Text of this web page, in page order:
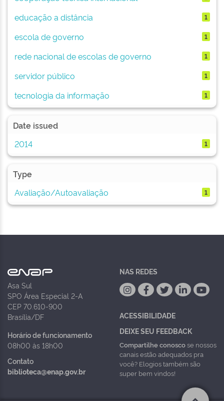
educação a distância 1
escola de governo 1
rede nacional de escolas de governo 1
servidor público 1
tecnologia da informação 1
Date issued
2014
1
Type
Avaliação/Autoavaliação
1
Asa Sul
SPO Área Especial 2-A
CEP 70.610-900
Brasília/DF
Horário de funcionamento
08h00 às 18h00
Contato
biblioteca@enap.gov.br
NAS REDES
ACESSIBILIDADE
DEIXE SEU FEEDBACK
Compartilhe conoscose nossos
canais estão adequados pra
você? Elogios também são
super bem vindos!